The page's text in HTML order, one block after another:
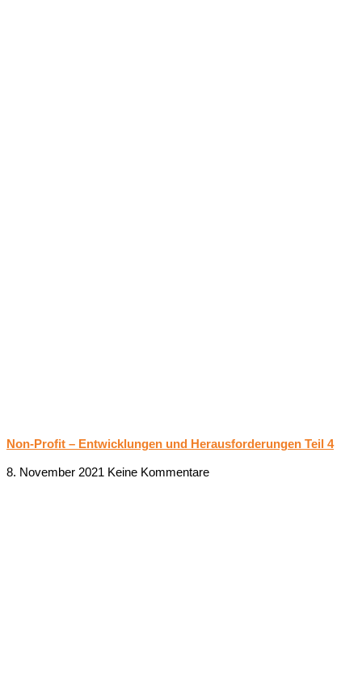
Non-Profit – Entwicklungen und Herausforderungen Teil 4
8. November 2021 Keine Kommentare